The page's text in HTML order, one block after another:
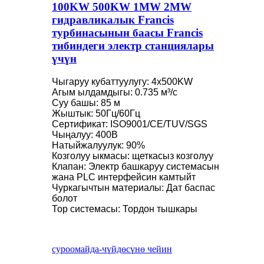
100KW 500KW 1MW 2MW
гидравликалык Francis
турбинасынын баасы Francis
тибиндеги электр станциялары
үчүн
Чыгаруу кубаттуулугу: 4x500KW
Агым ылдамдыгы: 0.735 м³/с
Суу башы: 85 м
Жыштык: 50Гц/60Гц
Сертификат: ISO9001/CE/TUV/SGS
Чыңалуу: 400В
Натыйжалуулук: 90%
Козголуу ыкмасы: щеткасыз козголуу
Клапан: Электр башкаруу системасын
жана PLC интерфейсин камтыйт
Чуркагычтын материалы: Дат баспас
болот
Тор системасы: Тордон тышкары
суроомайда-чүйдөсүнө чейин